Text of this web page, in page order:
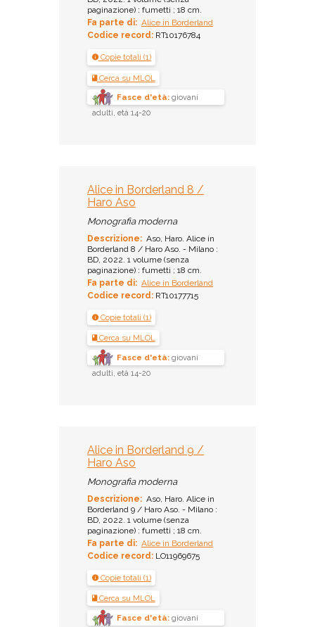
paginazione) : fumetti ; 18 cm.
Fa parte di: Alice in Borderland
Codice record: RT10176784
Copie totali (1)
Cerca su MLOL
Fasce d'età:giovani
adulti, età 14-20
Alice in Borderland 8 /
Haro Aso
Monografia moderna
Descrizione: Aso, Haro. Alice in
Borderland 8 / Haro Aso. - Milano :
BD, 2022. 1 volume (senza
paginazione) : fumetti ; 18 cm.
Fa parte di: Alice in Borderland
Codice record: RT10177715
Copie totali (1)
Cerca su MLOL
Fasce d'età:giovani
adulti, età 14-20
Alice in Borderland 9 /
Haro Aso
Monografia moderna
Descrizione: Aso, Haro. Alice in
Borderland 9 / Haro Aso. - Milano :
BD, 2022. 1 volume (senza
paginazione) : fumetti ; 18 cm.
Fa parte di: Alice in Borderland
Codice record: LO11969675
Copie totali (1)
Cerca su MLOL
Fasce d'età:giovani